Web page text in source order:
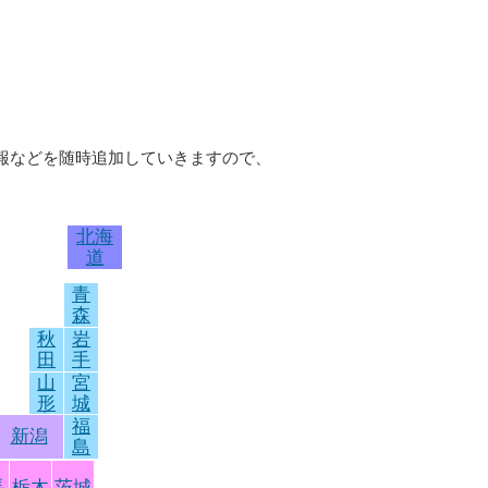
どを随時追加していきますので、
北海
道
青
森
秋
田
岩
手
山
形
宮
城
新潟
福
島